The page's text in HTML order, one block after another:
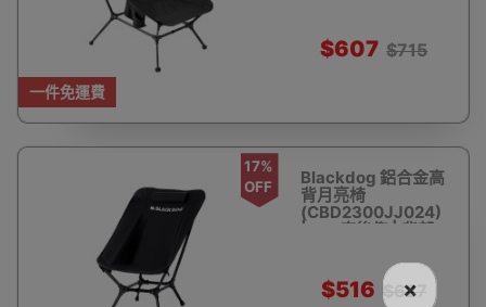
一件免運費
$607 $715
17%
OFF
Blackdog 鋁合金高
背月亮椅
(CBD2300JJ024)
| 165度後仰 | 背部
$516 $627
×